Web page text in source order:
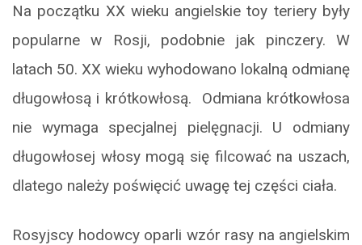
Na początku XX wieku angielskie toy teriery były
popularne w Rosji, podobnie jak pinczery. W
latach 50. XX wieku wyhodowano lokalną odmianę
długowłosą i krótkowłosą. Odmiana krótkowłosa
nie wymaga specjalnej pielęgnacji. U odmiany
długowłosej włosy mogą się filcować na uszach,
dlatego należy poświęcić uwagę tej części ciała.
Rosyjscy hodowcy oparli wzór rasy na angielskim